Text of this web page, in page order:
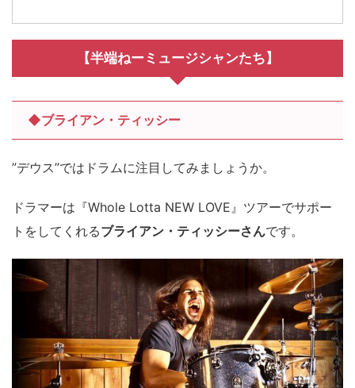
【半端ねーミュージシャンたち】
◆ブライアン・ティッシー
”デウス”ではドラムに注目してみましょうか。
ドラマーは『Whole Lotta NEW LOVE』ツアーでサポー
トをしてくれるブライアン・ティッシーさんです。